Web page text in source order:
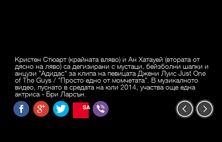
Кристен Стюарт (крайната вляво) и Ан Хатауей (втората от
дясно на ляво) са дегизирани с мустаци, бейзболни шапки и
анцузи "Адидас" за клипа на певицата Джени Луис Just One
of The Guys / "Просто едно от момчетата". В музикалното
видео, пуснато в средата на юли 2014, участва още една
актриса - Бри Ларсън.
SAVE